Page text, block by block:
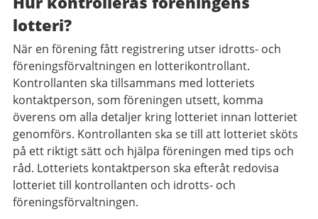
lotteri?
När en förening fått registrering utser idrotts- och
föreningsförvaltningen en lotterikontrollant.
Kontrollanten ska tillsammans med lotteriets
kontaktperson, som föreningen utsett, komma
överens om alla detaljer kring lotteriet innan lotteriet
genomförs. Kontrollanten ska se till att lotteriet sköts
på ett riktigt sätt och hjälpa föreningen med tips och
råd. Lotteriets kontaktperson ska efteråt redovisa
lotteriet till kontrollanten och idrotts- och
föreningsförvaltningen.